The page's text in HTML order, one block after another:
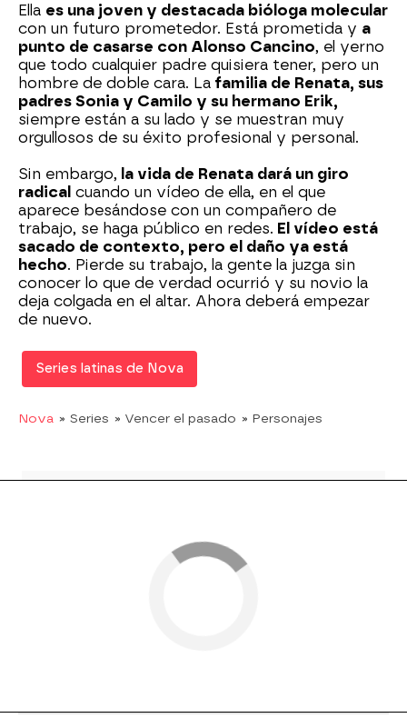
Ella es una joven y destacada bióloga molecular
con un futuro prometedor. Está prometida y a
punto de casarse con Alonso Cancino, el yerno
que todo cualquier padre quisiera tener, pero un
hombre de doble cara. La familia de Renata, sus
padres Sonia y Camilo y su hermano Erik,
siempre están a su lado y se muestran muy
orgullosos de su éxito profesional y personal.
Sin embargo, la vida de Renata dará un giro
radical cuando un vídeo de ella, en el que
aparece besándose con un compañero de
trabajo, se haga público en redes. El vídeo está
sacado de contexto, pero el daño ya está
hecho. Pierde su trabajo, la gente la juzga sin
conocer lo que de verdad ocurrió y su novio la
deja colgada en el altar. Ahora deberá empezar
de nuevo.
Series latinas de Nova
Nova » Series » Vencer el pasado » Personajes